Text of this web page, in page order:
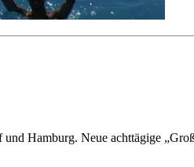
Hamburg. Neue achttägige